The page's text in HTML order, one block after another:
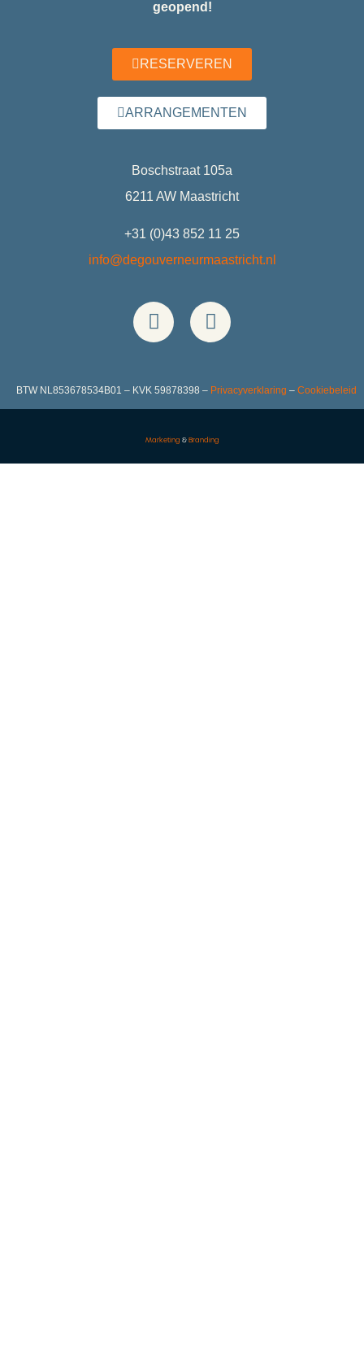
geopend!
RESERVEREN
ARRANGEMENTEN
Boschstraat 105a
6211 AW Maastricht
+31 (0)43 852 11 25
info@degouverneurmaastricht.nl
BTW NL853678534B01 – KVK 59878398 – Privacyverklaring – Cookiebeleid
Marketing & Branding